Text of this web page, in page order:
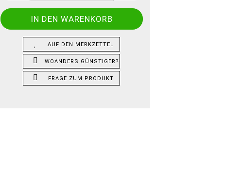
AUF DEN MERKZETTEL
WOANDERS GÜNSTIGER?
FRAGE ZUM PRODUKT